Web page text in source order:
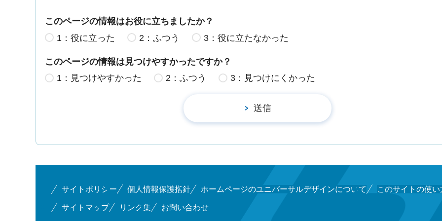
このページの情報はお役に立ちましたか？
1：役に立った
2：ふつう 3：役に立たなかった
このページの情報は見つけやすかったですか？
1：見つけやすかった
2：ふつう 3：見つけにくかった
サイトポリシー 個人情報保護指針 ホームページのユニバーサルデザインについて このサイトの使い
サイトマップ リンク集 お問い合わせ